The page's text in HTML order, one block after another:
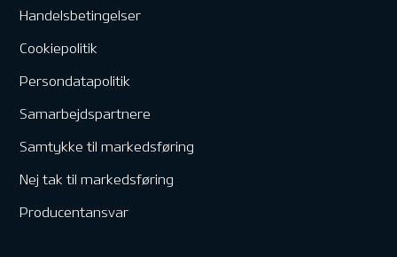
Handelsbetingelser
Cookiepolitik
Persondatapolitik
Samarbejdspartnere
Samtykke til markedsføring
Nej tak til markedsføring
Producentansvar